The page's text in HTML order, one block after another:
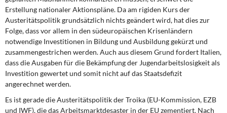
Erstellung nationaler Aktionspläne. Da am rigiden Kurs der
Austeritätspolitik grundsätzlich nichts geändert wird, hat dies zur
Folge, dass vor allem in den südeuropäischen Krisenländern
notwendige Investitionen in Bildung und Ausbildung gekürzt und
zusammengestrichen werden. Auch aus diesem Grund fordert Italien,
dass die Ausgaben für die Bekämpfung der Jugendarbeitslosigkeit als
Investition gewertet und somit nicht auf das Staatsdefizit
angerechnet werden.
Es ist geradedie Austeritätspolitik der Troika (EU-Kommission, EZB
und IWF), die das Arbeitsmarktdesaster in der EU zementiert. Nach